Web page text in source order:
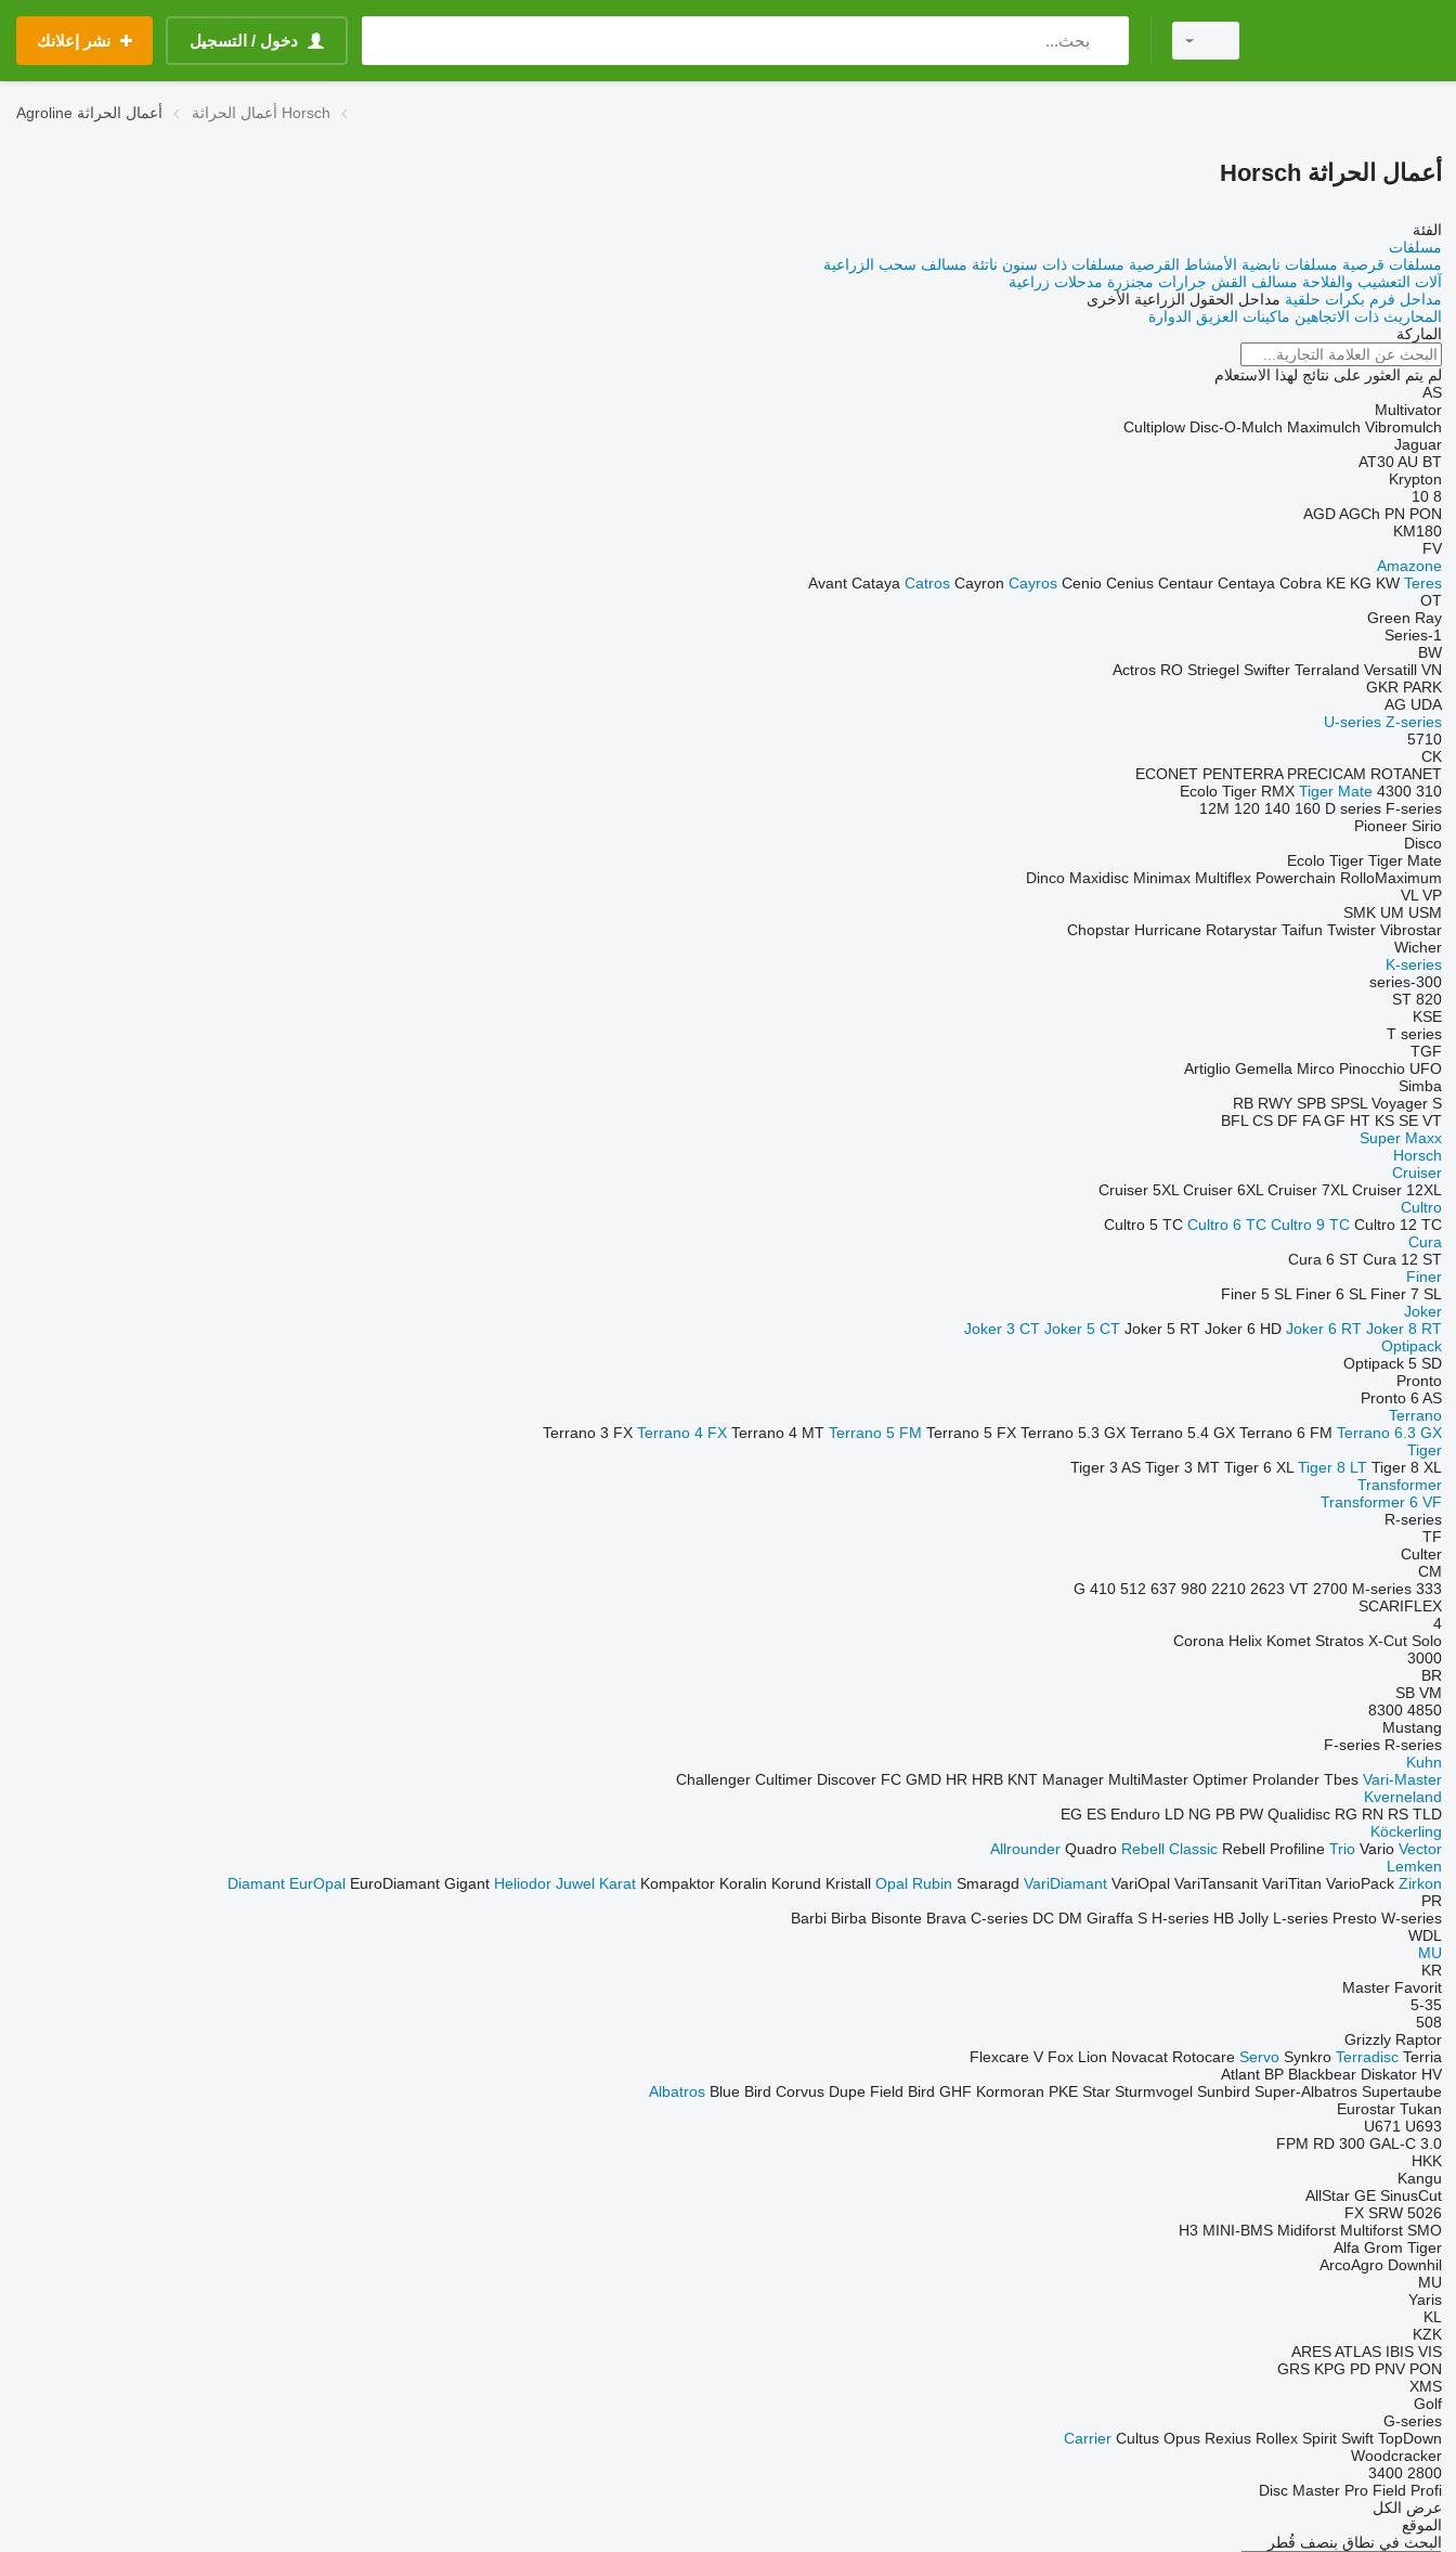
دخول / التسجيل نشر إعلانك
Agroline أعمال الحراثة أعمال الحراثة Horsch
أعمال الحراثة Horsch
الفئة
مسلفات
مسلفات قرصية مسلفات نابضية الأمشاط القرصية مسلفات ذات سنون ناتئة مسالف سحب الزراعية
آلات التعشيب والفلاحة مسالف القش جرارات مجنزرة مدحلات زراعية
مداحل فرم بكرات حلقية مداحل الحقول الزراعية الأخرى
المحاريث ذات الاتجاهين ماكينات العزيق الدوارة
الماركة
لم يتم العثور على نتائج لهذا الاستعلام
AS
Multivator
Cultiplow Disc-O-Mulch Maximulch Vibromulch
Jaguar
AT30 AU BT
Krypton
8
10
AGD AGCh PN PON
KM180
FV
Amazone
Avant Cataya Catros Cayron Cayros Cenio Cenius Centaur Centaya Cobra KE KG KW Teres
OT
Green Ray
1-Series
BW
Actros RO Striegel Swifter Terraland Versatill VN
GKR PARK
AG UDA
U-series Z-series
5710
CK
ECONET PENTERRA PRECICAM ROTANET
310
4300
Ecolo Tiger RMX Tiger Mate
12M 120 140 160 D series F-series
Pioneer Sirio
Disco
Ecolo Tiger Tiger Mate
Dinco Maxidisc Minimax Multiflex Powerchain RolloMaximum
VL VP
SMK UM USM
Chopstar Hurricane Rotarystar Taifun Twister Vibrostar
Wicher
K-series
300-series
ST 820
KSE
T series
TGF
Artiglio Gemella Mirco Pinocchio UFO
Simba
RB RWY SPB SPSL Voyager S
BFL CS DF FA GF HT KS SE VT
Super Maxx
Horsch
Cruiser
Cruiser 5XL Cruiser 6XL Cruiser 7XL Cruiser 12XL
Cultro
Cultro 5 TC Cultro 6 TC Cultro 9 TC Cultro 12 TC
Cura
Cura 6 ST Cura 12 ST
Finer
Finer 5 SL Finer 6 SL Finer 7 SL
Joker
Joker 3 CT Joker 5 CT Joker 5 RT Joker 6 HD Joker 6 RT Joker 8 RT
Optipack
Optipack 5 SD
Pronto
Pronto 6 AS
Terrano
Terrano 3 FX Terrano 4 FX Terrano 4 MT Terrano 5 FM Terrano 5 FX Terrano 5.3 GX Terrano 5.4 GX Terrano 6 FM Terrano 6.3 GX
Tiger
Tiger 3 AS Tiger 3 MT Tiger 6 XL Tiger 8 LT Tiger 8 XL
Transformer
Transformer 6 VF
R-series
TF
Culter
CM
333 G
410 512 637 980 2210 2623 VT 2700 M-series
SCARIFLEX
4
Corona Helix Komet Stratos X-Cut Solo
3000
BR
SB VM
4850
8300
Mustang
F-series R-series
Kuhn
Challenger Cultimer Discover FC GMD HR HRB KNT Manager MultiMaster Optimer Prolander Tbes Vari-Master
Kverneland
EG ES Enduro LD NG PB PW Qualidisc RG RN RS TLD
Köckerling
Allrounder Quadro Rebell Classic Rebell Profiline Trio Vario Vector
Lemken
Diamant EurOpal EuroDiamant Gigant Heliodor Juwel Karat Kompaktor Koralin Korund Kristall Opal Rubin Smaragd VariDiamant VariOpal VariTansanit VariTitan VarioPack Zirkon
PR
Barbi Birba Bisonte Brava C-series DC DM Giraffa S H-series HB Jolly L-series Presto W-series
WDL
MU
KR
Master Favorit
5-35
508
Grizzly Raptor
Flexcare V Fox Lion Novacat Rotocare Servo Synkro Terradisc Terria
Atlant BP Blackbear Diskator HV
Albatros Blue Bird Corvus Dupe Field Bird GHF Kormoran PKE Star Sturmvogel Sunbird Super-Albatros Supertaube
Eurostar Tukan
U671 U693
FPM RD 300 GAL-C 3.0
HKK
Kangu
AllStar GE SinusCut
5026
FX SRW
H3 MINI-BMS Midiforst Multiforst SMO
Alfa Grom Tiger
ArcoAgro Downhil
MU
Yaris
KL
KZK
ARES ATLAS IBIS VIS
GRS KPG PD PNV PON
XMS
Golf
G-series
Carrier Cultus Opus Rexius Rollex Spirit Swift TopDown
Woodcracker
2800
3400
Disc Master Pro Field Profi
عرض الكل
الموقع
البحث في نطاق بنصف قُطر